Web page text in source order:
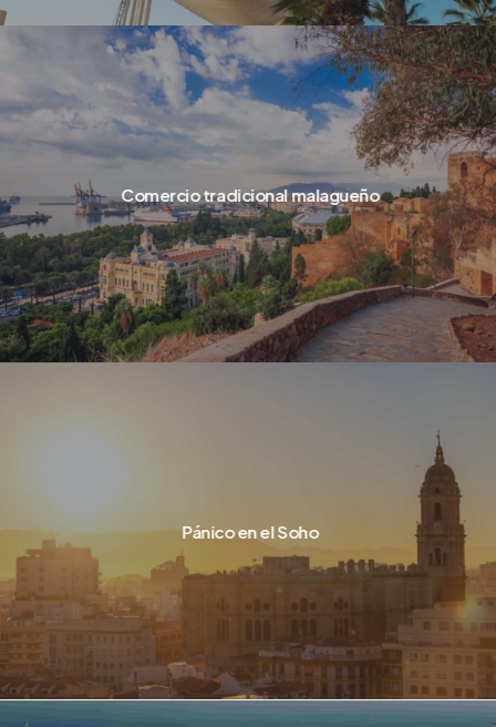
Comercio tradicional malagueño
Pánico en el Soho